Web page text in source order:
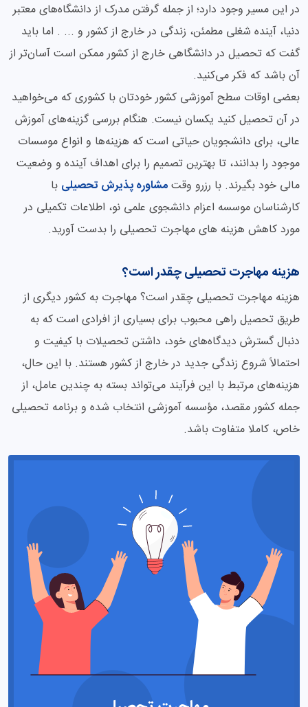
در این مسیر وجود دارد؛ از جمله گرفتن مدرک از دانشگاه‌های معتبر
دنیا، آینده شغلی مطمئن، زندگی در خارج از کشور و ... . اما باید
گفت که تحصیل در دانشگاهی خارج از کشور ممکن است آسان‌تر از
آن باشد که فکر می‌کنید.
بعضی اوقات سطح آموزشی کشور خودتان با کشوری که می‌خواهید
در آن تحصیل کنید یکسان نیست. هنگام بررسی گزینه‌های آموزش
عالی، برای دانشجویان حیاتی است که هزینه‌ها و انواع موسسات
موجود را بدانند، تا بهترین تصمیم را برای اهداف آینده و وضعیت
مالی خود بگیرند. با رزرو وقتمشاوره پذیرش تحصیلی با
کارشناسان موسسه اعزام دانشجوی علمی نو، اطلاعات تکمیلی در
مورد کاهش هزینه های مهاجرت تحصیلی را بدست آورید.
هزینه مهاجرت تحصیلی چقدر است؟
هزینه مهاجرت تحصیلی چقدر است؟ مهاجرت به کشور دیگری از
طریق تحصیل راهی محبوب برای بسیاری از افرادی است که به
دنبال گسترش دیدگاه‌های خود، داشتن تحصیلات با کیفیت و
احتمالاً شروع زندگی جدید در خارج از کشور هستند. با این حال،
هزینه‌های مرتبط با این فرآیند می‌تواند بسته به چندین عامل، از
جمله کشور مقصد، مؤسسه آموزشی انتخاب شده و برنامه تحصیلی
خاص، کاملا متفاوت باشد.